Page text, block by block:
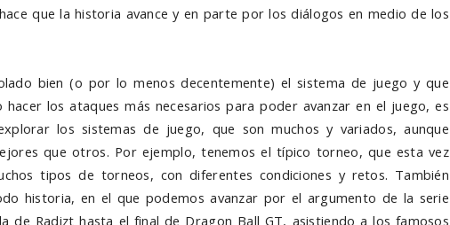
que la historia avance y en parte por los diálogos en medio de los
bien (o por lo menos decentemente) el sistema de juego y que
hacer los ataques más necesarios para poder avanzar en el juego, es
los sistemas de juego, que son muchos y variados, aunque
que otros. Por ejemplo, tenemos el típico torneo, que esta vez
tipos de torneos, con diferentes condiciones y retos. También
historia, en el que podemos avanzar por el argumento de la serie
de Radizt hasta el final de Dragon Ball GT, asistiendo a los famosos